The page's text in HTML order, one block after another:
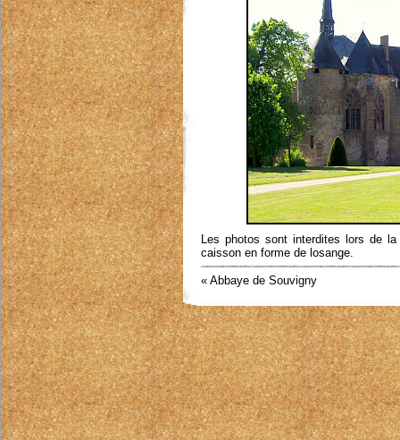
Les photos sont interdites lors de
caisson en forme de losange.
« Abbaye de Souvigny